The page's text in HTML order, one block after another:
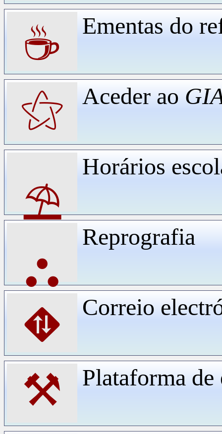
☕ Ementas do
⚝ Aceder ao
⛱
Horários
⛬
Reprografia
⛖ Correio
⚒ Plataforma